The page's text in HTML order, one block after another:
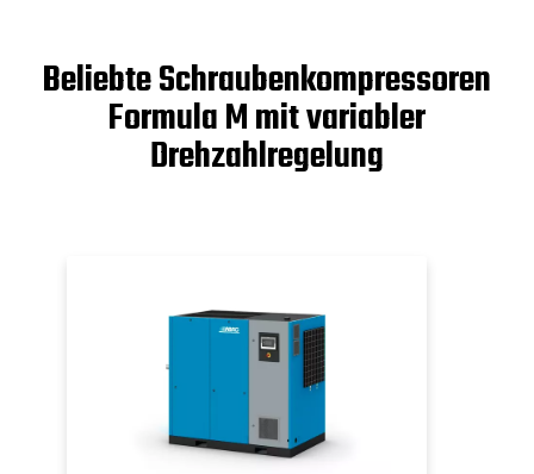
Beliebte Schraubenkompressoren
Formula M mit variabler
Drehzahlregelung